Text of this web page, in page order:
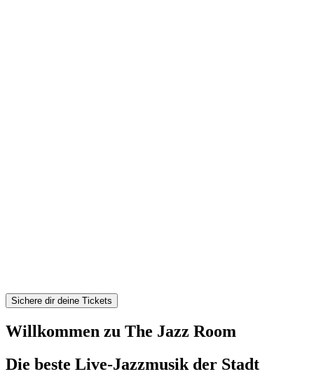
Sichere dir deine Tickets
Willkommen zu The Jazz Room
Die beste Live-Jazzmusik der Stadt